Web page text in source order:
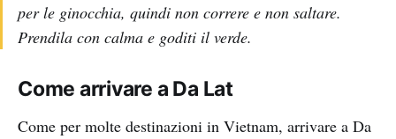
per le ginocchia, quindi non correre e non saltare.
Prendila con calma e goditi il verde.
Come arrivare a Da Lat
Come per molte destinazioni in Vietnam, arrivare a Da